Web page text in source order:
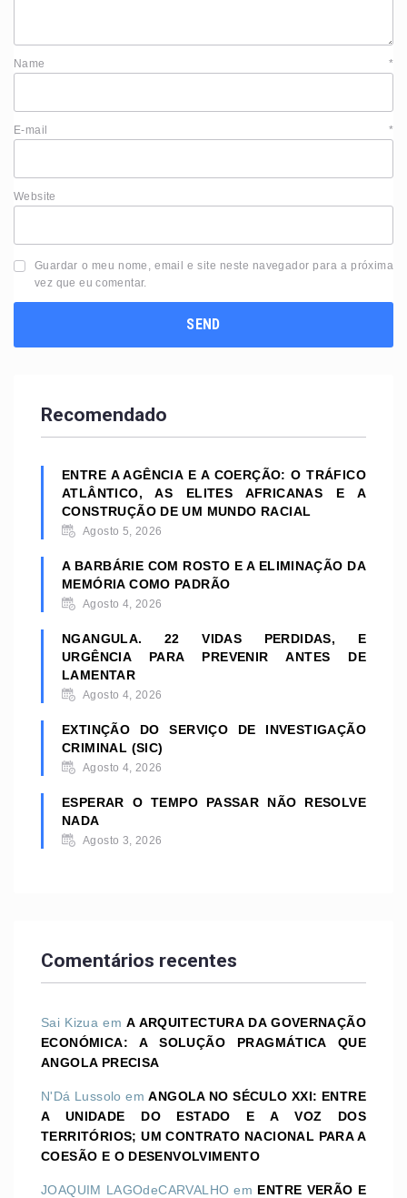
Name *
E-mail *
Website
Guardar o meu nome, email e site neste navegador para a próxima
vez que eu comentar.
Recomendado
ENTRE A AGÊNCIA E A COERÇÃO: O TRÁFICO
ATLÂNTICO, AS ELITES AFRICANAS E A
CONSTRUÇÃO DE UM MUNDO RACIAL
Agosto 5, 2026
A BARBÁRIE COM ROSTO E A ELIMINAÇÃO DA
MEMÓRIA COMO PADRÃO
Agosto 4, 2026
NGANGULA. 22 VIDAS PERDIDAS, E
URGÊNCIA PARA PREVENIR ANTES DE
LAMENTAR
Agosto 4, 2026
EXTINÇÃO DO SERVIÇO DE INVESTIGAÇÃO
CRIMINAL (SIC)
Agosto 4, 2026
ESPERAR O TEMPO PASSAR NÃO RESOLVE
NADA
Agosto 3, 2026
Comentários recentes
Sai Kizua emA ARQUITECTURA DA GOVERNAÇÃO
ECONÓMICA: A SOLUÇÃO PRAGMÁTICA QUE
ANGOLA PRECISA
N'Dá Lussolo emANGOLA NO SÉCULO XXI: ENTRE
A UNIDADE DO ESTADO E A VOZ DOS
TERRITÓRIOS; UM CONTRATO NACIONAL PARA A
COESÃO E O DESENVOLVIMENTO
JOAQUIM LAGOdeCARVALHO em ENTRE VERÃO E